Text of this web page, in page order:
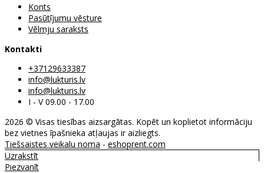
Konts
Pasūtījumu vēsture
Vēlmju saraksts
Kontakti
+37129633387
info@lukturis.lv
info@lukturis.lv
I - V 09.00 - 17.00
2026 © Visas tiesības aizsargātas. Kopēt un koplietot informāciju
bez vietnes īpašnieka atļaujas ir aizliegts.
Tiešsaistes veikalu noma - eshoprent.com
Uzrakstīt
Piezvanīt